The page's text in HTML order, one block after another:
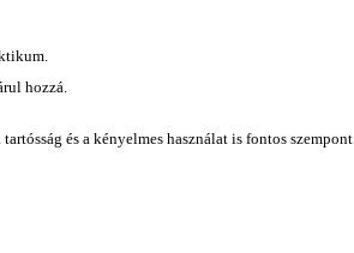
hozzá.
és a kényelmes használat is fontos